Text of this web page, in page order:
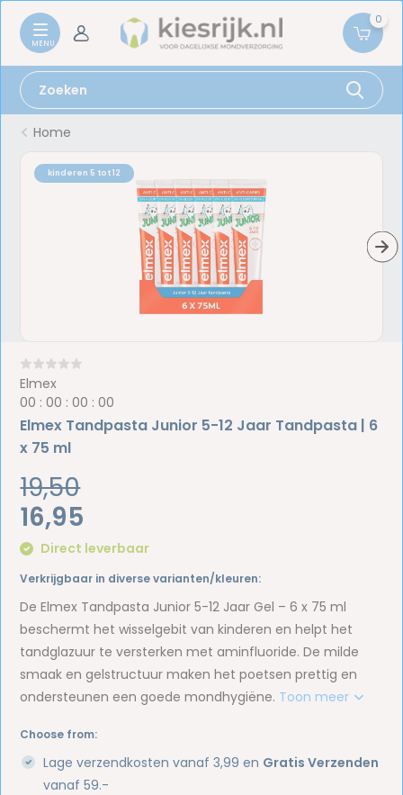
0
Home
kinderen 5 tot 12
Elmex
00 :00 :00 :00
Elmex Tandpasta Junior 5-12 Jaar Tandpasta | 6
x 75 ml
19,50
16,95
Direct leverbaar
Verkrijgbaar in diverse varianten/kleuren:
De Elmex Tandpasta Junior 5-12 Jaar Gel – 6 x 75 ml
beschermt het wisselgebit van kinderen en helpt het
tandglazuur te versterken met aminfluoride. De milde
smaak en gelstructuur maken het poetsen prettig en
ondersteunen een goede mondhygiëne. Toon meer
Choose from:
Lage verzendkosten vanaf 3,99 en Gratis Verzenden
vanaf 59.-